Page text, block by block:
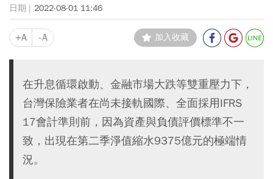
2022-08-01 11:46
+A -A 加入收藏
在升息循環啟動、金融市場大跌等雙重壓力下，
台灣保險業者在尚未接軌國際、全面採用IFRS
17會計準則前，因為資產與負債評價標準不一
致，出現在第二季淨值縮水9375億元的極端情
況。